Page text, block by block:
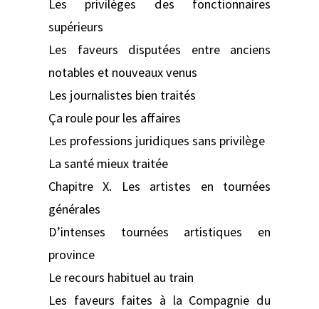
Les privilèges des fonctionnaires
supérieurs
Les faveurs disputées entre anciens
notables et nouveaux venus
Les journalistes bien traités
Ça roule pour les affaires
Les professions juridiques sans privilège
La santé mieux traitée
Chapitre X. Les artistes en tournées
générales
D’intenses tournées artistiques en
province
Le recours habituel au train
Les faveurs faites à la Compagnie du